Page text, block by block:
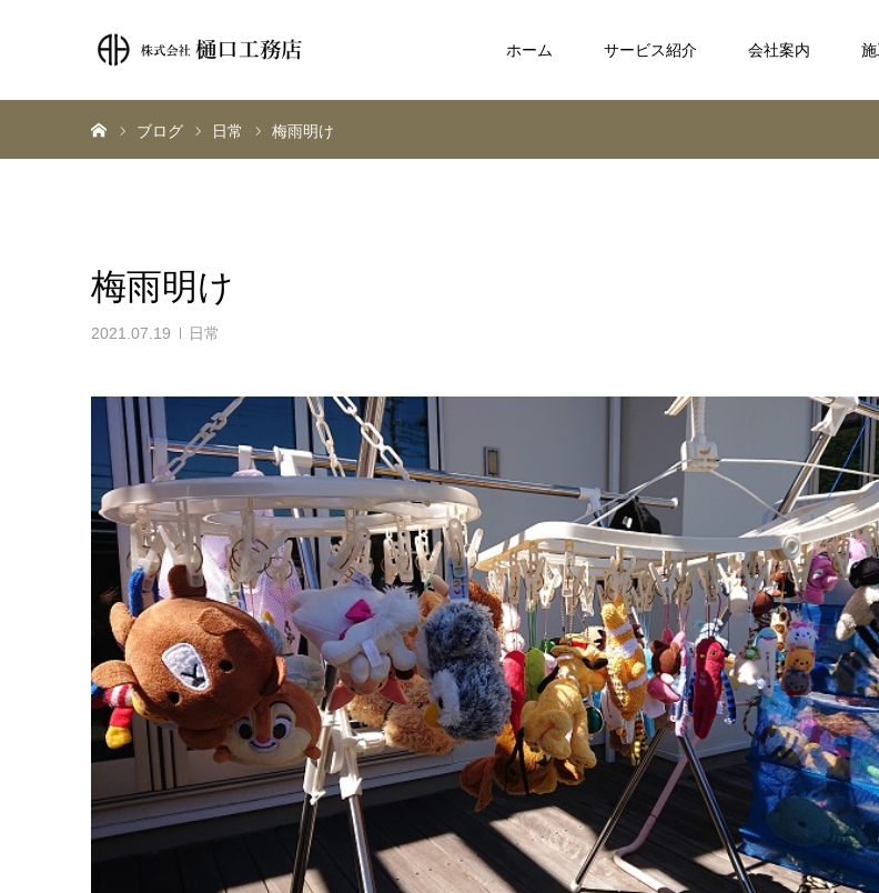
ホーム サービス紹介 会社案内 施
ブログ 日常 梅雨明け
梅雨明け
2021.07.19 日常